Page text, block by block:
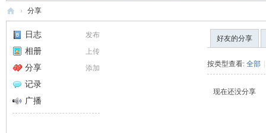
白
码
› 分享
发布
日志
上传
相册
添加
分享
记录
广播
好友的分享
按类型查看: 全部 |
现在还没分享